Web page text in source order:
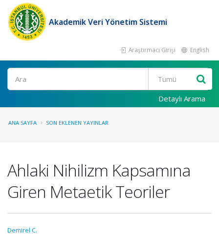
Akademik Veri Yönetim Sistemi
Araştırmacı Girişi English
Ara
Detaylı Arama
ANA SAYFA SON EKLENEN YAYINLAR
Ahlaki Nihilizm Kapsamına
Giren Metaetik Teoriler
Demirel C.